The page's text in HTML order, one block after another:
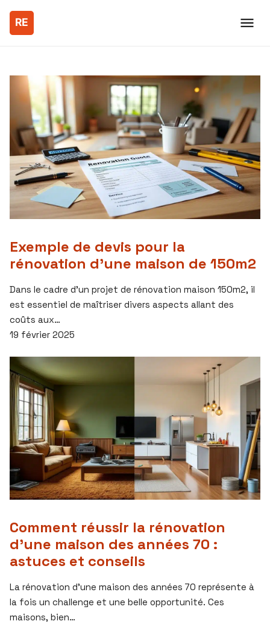
Exemple de devis pour la
rénovation d’une maison de 150m2
Dans le cadre d’un projet de rénovation maison 150m2, il
est essentiel de maîtriser divers aspects allant des
coûts aux…
19 février 2025
Comment réussir la rénovation
d’une maison des années 70 :
astuces et conseils
La rénovation d’une maison des années 70 représente à
la fois un challenge et une belle opportunité. Ces
maisons, bien…